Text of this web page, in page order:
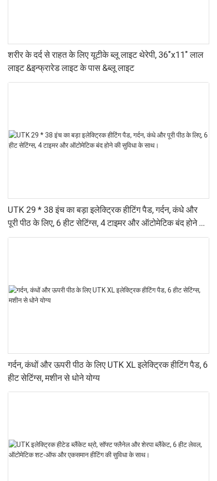
शरीर के दर्द से राहत के लिए यूटीके ब्लू लाइट थेरेपी, 36"x11" लाल
लाइट &इन्फ्रारेड लाइट के पास &ब्लू लाइट
UTK 29 * 38 इंच का बड़ा इलेक्ट्रिक हीटिंग पैड, गर्दन, कंधे और
पूरी पीठ के लिए, 6 हीट सेटिंग्स, 4 टाइमर और ऑटोमेटिक बंद होने की
सुविधा के साथ।
गर्दन, कंधों और ऊपरी पीठ के लिए UTK XL इलेक्ट्रिक हीटिंग पैड, 6
हीट सेटिंग्स, मशीन से धोने योग्य